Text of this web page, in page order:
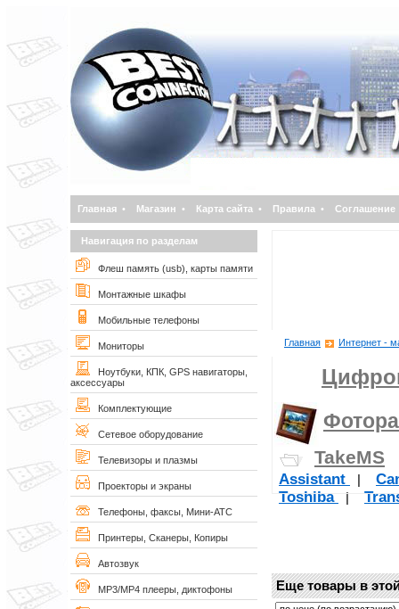
Главная • Магазин • Карта сайта • Правила • Соглашение
Навигация по разделам
Флеш память (usb), карты памяти
Монтажные шкафы
Мобильные телефоны
Мониторы
Ноутбуки, КПК, GPS навигаторы,
аксессуары
Комплектующие
Сетевое оборудование
Телевизоры и плазмы
Проекторы и экраны
Телефоны, факсы, Мини-АТС
Принтеры, Сканеры, Копиры
Автозвук
MP3/MP4 плееры, диктофоны
Главная Интернет -
TakeMS
Assistant |
Toshiba
|
Еще товары в